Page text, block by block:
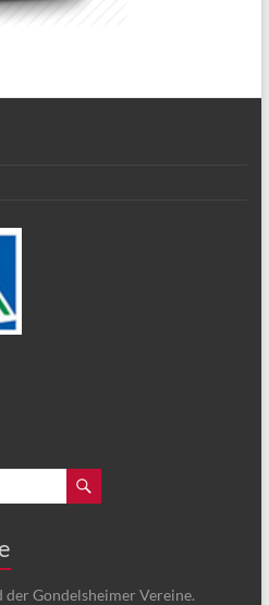
Gondelsheimer Vereine.